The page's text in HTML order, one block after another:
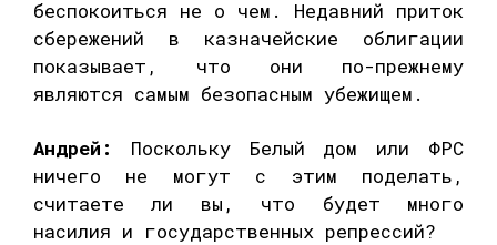
беспокоиться не о чем. Недавний приток
сбережений в казначейские облигации
показывает, что они по-прежнему
являются самым безопасным убежищем.
Андрей:
Поскольку Белый дом или ФРС
ничего не могут с этим поделать,
считаете ли вы, что будет много
насилия и государственных репрессий?